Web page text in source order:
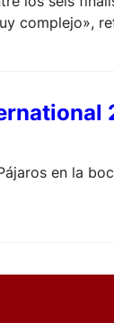
complejo»,
en la